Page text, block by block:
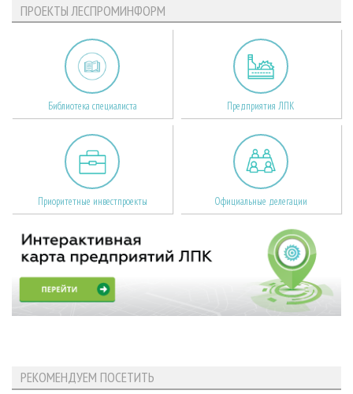
ПРОЕКТЫ ЛЕСПРОМИНФОРМ
Библиотека специалиста Предприятия ЛПК
Приоритетные инвестпроекты Официальные делегации
РЕКОМЕНДУЕМ ПОСЕТИТЬ